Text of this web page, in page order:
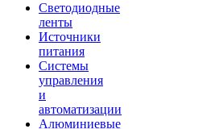
Светодиодные
ленты
Источники
питания
Системы
управления
и
автоматизации
Алюминиевые